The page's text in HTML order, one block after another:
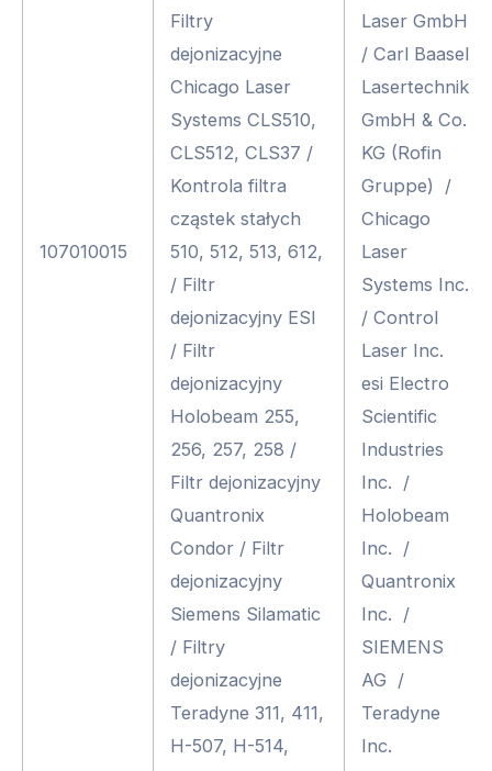
107010015
Filtry
dejonizacyjne
Chicago Laser
Systems CLS510,
CLS512, CLS37 /
Kontrola filtra
cząstek stałych
510, 512, 513, 612,
/ Filtr
dejonizacyjny ESI
/ Filtr
dejonizacyjny
Holobeam 255,
256, 257, 258 /
Filtr dejonizacyjny
Quantronix
Condor / Filtr
dejonizacyjny
Siemens Silamatic
/ Filtry
dejonizacyjne
Teradyne 311, 411,
H-507, H-514,
Laser GmbH
/ Carl Baasel
Lasertechnik
GmbH & Co.
KG (Rofin
Gruppe) /
Chicago
Laser
Systems Inc.
/ Control
Laser Inc.
esi Electro
Scientific
Industries
Inc. /
Holobeam
Inc. /
Quantronix
Inc. /
SIEMENS
AG /
Teradyne
Inc.